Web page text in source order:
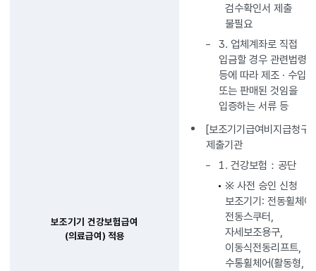
보조기기 건강보험급여
(의료급여) 적용
검수확인서 제출
불필요
3. 업체계좌로 직접
입금할 경우 관련법령
등에 따라 제조 · 수입
또는 판매된 것임을
입증하는 서류 등
[보조기기급여비지급청구
제출기관
1. 건강보험：공단
※ 사전 승인 신청
보조기기: 전동휠체어,
전동스쿠터,
자세보조용구,
이동식전동리프트,
수통휠체어(활동형,